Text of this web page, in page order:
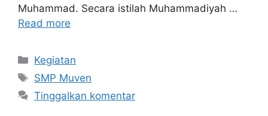
Muhammad. Secara istilah Muhammadiyah …
Read more
Kategori
Kegiatan
Tag
SMP Muven
Tinggalkan komentar